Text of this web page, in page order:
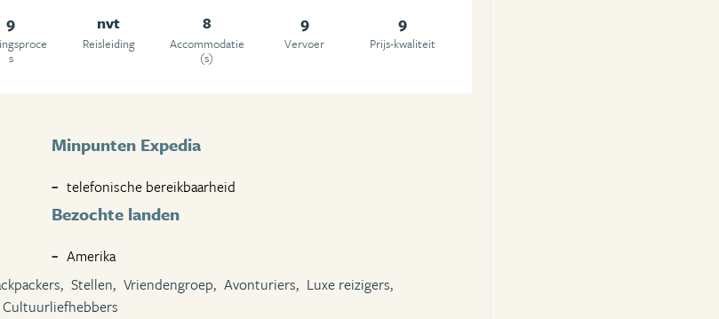
9
s
nvt
Reisleiding
8
Accommodatie
(s)
9
Vervoer
9
Prijs-kwaliteit
Minpunten Expedia
telefonische bereikbaarheid
Bezochte landen
Amerika
Stellen, Vriendengroep, Avonturiers, Luxe reizigers,
Cultuurliefhebbers